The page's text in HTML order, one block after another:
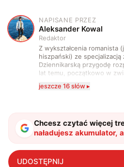
A
NAPISANE PRZEZ
Aleksander Kowal
Redaktor
Z wykształcenia romanista
hiszpański) ze
Dziennikarską przygodę
lat temu, początkowo w
zdecydowanie częściej na
także uprawiać oraz
jeszcze 16 słów ▸
Chcesz czytać więcej
naładujesz akumulator,
znajdziesz w lesie.
pochodzi z Europy"?
UDOSTĘPNIJ